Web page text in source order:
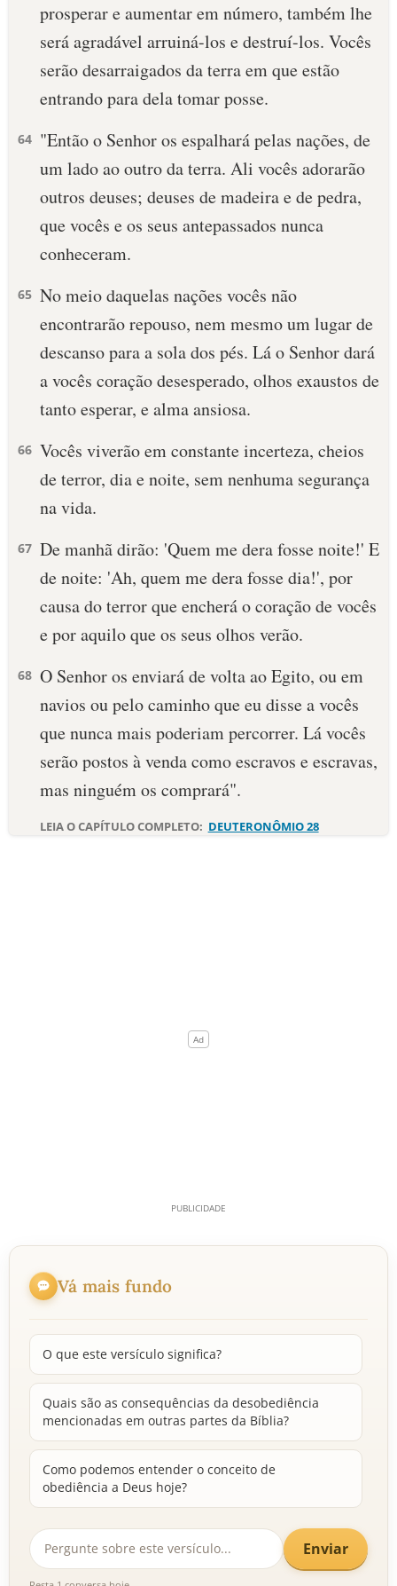
prosperar e aumentar em número, também lhe
será agradável arruiná-los e destruí-los. Vocês
serão desarraigados da terra em que estão
entrando para dela tomar posse.
64 "Então o Senhor os espalhará pelas nações, de
um lado ao outro da terra. Ali vocês adorarão
outros deuses; deuses de madeira e de pedra,
que vocês e os seus antepassados nunca
conheceram.
65 No meio daquelas nações vocês não
encontrarão repouso, nem mesmo um lugar de
descanso para a sola dos pés. Lá o Senhor dará
a vocês coração desesperado, olhos exaustos de
tanto esperar, e alma ansiosa.
66 Vocês viverão em constante incerteza, cheios
de terror, dia e noite, sem nenhuma segurança
na vida.
67 De manhã dirão: 'Quem me dera fosse noite!' E
de noite: 'Ah, quem me dera fosse dia!', por
causa do terror que encherá o coração de vocês
e por aquilo que os seus olhos verão.
68 O Senhor os enviará de volta ao Egito, ou em
navios ou pelo caminho que eu disse a vocês
que nunca mais poderiam percorrer. Lá vocês
serão postos à venda como escravos e escravas,
mas ninguém os comprará".
LEIA O CAPÍTULO COMPLETO: DEUTERONÔMIO 28
Vá mais fundo
O que este versículo significa?
Quais são as consequências da desobediência
mencionadas em outras partes da Bíblia?
Como podemos entender o conceito de
obediência a Deus hoje?
Enviar